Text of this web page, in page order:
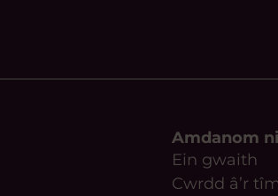
Amdanom
Ein gwaith
Cwrdd â’r